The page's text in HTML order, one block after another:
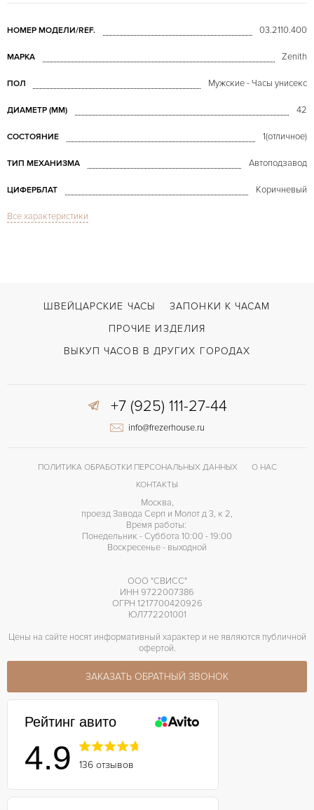
НОМЕР МОДЕЛИ/REF. 03.2110.400
МАРКА Zenith
ПОЛ Мужские - Часы унисекс
ДИАМЕТР (MM) 42
СОСТОЯНИЕ 1(отличное)
ТИП МЕХАНИЗМА Автоподзавод
ЦИФЕРБЛАТ Коричневый
СТЕКЛО
ВОЗМОЖНОСТИ ДОСТАВКИ С документами
Застежка с помощью шипа
Все характеристики
ШВЕЙЦАРСКИЕ ЧАСЫ
ЗАПОНКИ К ЧАСАМ
ПРОЧИЕ ИЗДЕЛИЯ
ВЫКУП ЧАСОВ В ДРУГИХ ГОРОДАХ
+7 (925) 111-27-44
info@frezerhouse.ru
ПОЛИТИКА ОБРАБОТКИ ПЕРСОНАЛЬНЫХ ДАННЫХ
О НАС
КОНТАКТЫ
Москва,
проезд Завода Серп и Молот д 3, к 2,
Время работы:
Понедельник - Суббота 10:00 - 19:00
Воскресенье - выходной
ООО "СВИСС"
ИНН 9722007386
ОГРН 1217700420926
ЮЛ772201001
Цены на сайте носят информативный характер и не являются публичной
офертой.
ЗАКАЗАТЬ ОБРАТНЫЙ ЗВОНОК
Рейтинг авито
4.9 136 отзывов